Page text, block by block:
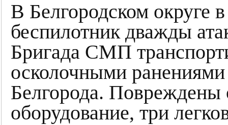
В Белгородском округе
беспилотник дважды
Бригада СМП
осколочными
Белгорода. Повреждены
оборудование, три